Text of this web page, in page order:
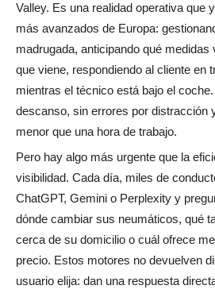
Valley. Es una realidad operativa que
más avanzados de Europa:
madrugada, anticipando qué
que viene, respondiendo al cliente en
mientras el técnico está bajo el
descanso, sin errores por distracción
menor que una hora de trabajo.
Pero hay algo más urgente que la
visibilidad. Cada día, miles de
ChatGPT, Gemini o Perplexity y
dónde cambiar sus neumáticos, qué
cerca de su domicilio o cuál ofrece
precio. Estos motores no devuelven
usuario elija: dan una respuesta